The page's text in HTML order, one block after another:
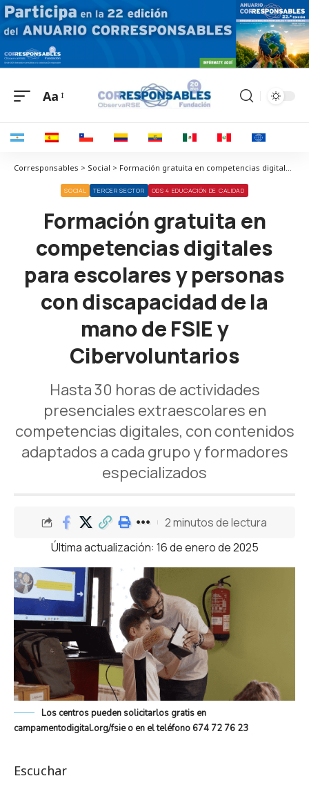
Aa
Corresponsables > Social > Formación gratuita en competencias digitales para escolares y personas con discapacidad de la mano de FSIE y Cibervoluntarios
SOCIAL TERCER SECTOR ODS 4 EDUCACIÓN DE CALIDAD
Formación gratuita en
competencias digitales
para escolares y personas
con discapacidad de la
mano de FSIE y
Cibervoluntarios
Hasta 30 horas de actividades
presenciales extraescolares en
competencias digitales, con contenidos
adaptados a cada grupo y formadores
especializados
Última actualización: 16 de enero de 2025
2 minutos de lectura
Los centros pueden solicitarlos gratis en
campamentodigital.org/fsie o en el teléfono 674 72 76 23
Escuchar